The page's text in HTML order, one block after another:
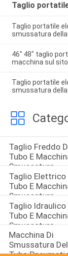
Taglio
Taglio portatile
smussatura
46" 48" taglio
macchina sul sito
Taglio portatile
smussatura
Taglio Freddo
Tubo E
Smussatura
Taglio Elettrico
Tubo E
Smussatura
Taglio Idraulico
Tubo E
Smussatura
Macchina Di
Smussatura Del